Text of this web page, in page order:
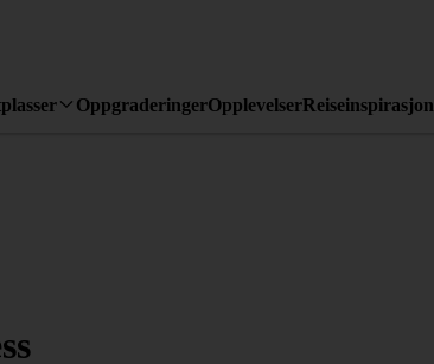
OppgraderingerOpplevelserReiseinspirasjon